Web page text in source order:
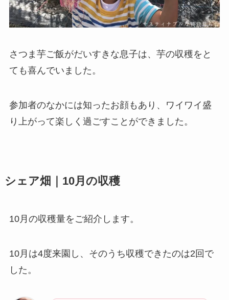
さつま芋ご飯がだいすきな息子は、芋の収穫をと
ても喜んでいました。
参加者のなかには知ったお顔もあり、ワイワイ盛
り上がって楽しく過ごすことができました。
シェア畑｜10月の収穫
10月の収穫量をご紹介します。
10月は4度来園し、そのうち収穫できたのは2回で
した。